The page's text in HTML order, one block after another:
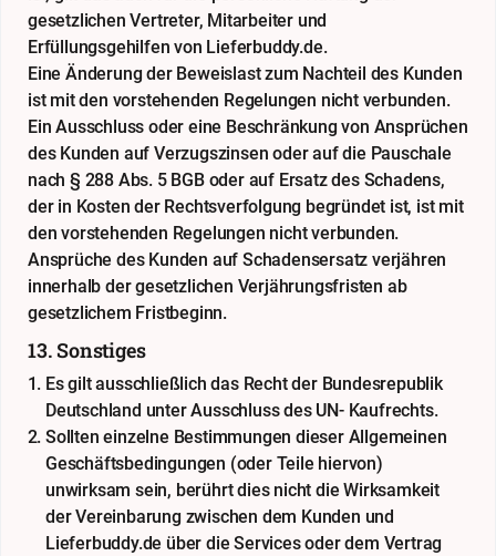
gesetzlichen Vertreter, Mitarbeiter und
Erfüllungsgehilfen von Lieferbuddy.de.
Eine Änderung der Beweislast zum Nachteil des Kunden
ist mit den vorstehenden Regelungen nicht verbunden.
Ein Ausschluss oder eine Beschränkung von Ansprüchen
des Kunden auf Verzugszinsen oder auf die Pauschale
nach § 288 Abs. 5 BGB oder auf Ersatz des Schadens,
der in Kosten der Rechtsverfolgung begründet ist, ist mit
den vorstehenden Regelungen nicht verbunden.
Ansprüche des Kunden auf Schadensersatz verjähren
innerhalb der gesetzlichen Verjährungsfristen ab
gesetzlichem Fristbeginn.
13. Sonstiges
Es gilt ausschließlich das Recht der Bundesrepublik
Deutschland unter Ausschluss des UN- Kaufrechts.
Sollten einzelne Bestimmungen dieser Allgemeinen
Geschäftsbedingungen (oder Teile hiervon)
unwirksam sein, berührt dies nicht die Wirksamkeit
der Vereinbarung zwischen dem Kunden und
Lieferbuddy.de über die Services oder dem Vertrag